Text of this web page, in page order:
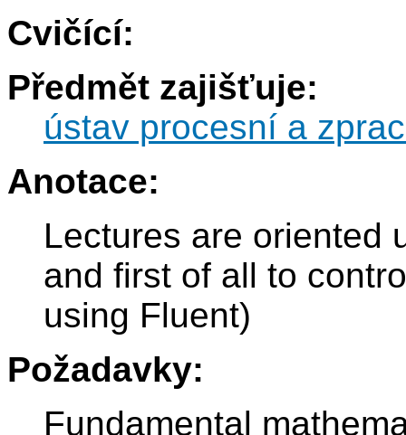
Cvičící:
Předmět zajišťuje:
ústav procesní a
Anotace:
Lectures are oriented
and first of all to
using Fluent)
Požadavky:
Fundamental